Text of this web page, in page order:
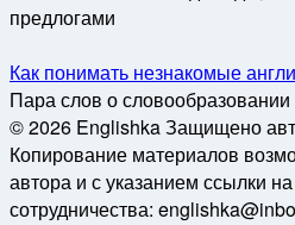
предлогами
Как понимать незнакомые
Пара слов о
© 2026 Englishka Защищено
Копирование материалов
автора и с указанием ссылки
сотрудничества: